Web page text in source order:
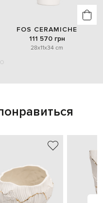
FOS CERAMICHE
111 570 грн
28x11x34 cm